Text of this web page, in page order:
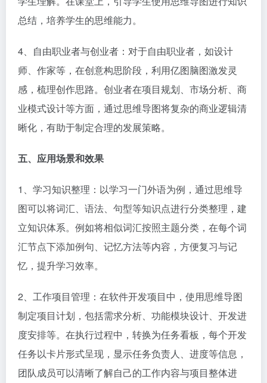
总结，培养学生的思维能力。​
4、自由职业者与创业者：对于自由职业者，如设计
师、作家等，在创意构思阶段，利用亿图脑图激发灵
感，梳理创作思路。创业者在项目规划、市场分析、商
业模式设计等方面，通过思维导图将复杂的商业逻辑清
晰化，有助于制定合理的发展策略。​
五、应用场景和效果​
1、学习知识整理：以学习一门外语为例，通过思维导
图可以将词汇、语法、句型等知识点进行分类整理，建
立知识体系。例如将相似词汇按照主题分类，在每个词
汇节点下添加例句、记忆方法等内容，方便复习与记
忆，提升学习效率。​
2、工作项目管理：在软件开发项目中，使用思维导图
制定项目计划，包括需求分析、功能模块设计、开发进
度安排等。在执行过程中，转换为任务看板，每个开发
任务以卡片形式呈现，显示任务负责人、进度等信息，
团队成员可以清晰了解自己的工作内容与项目整体进